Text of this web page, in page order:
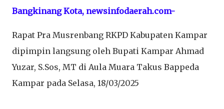
Bangkinang Kota, newsinfodaerah.com-
Rapat Pra Musrenbang RKPD Kabupaten Kampar
dipimpin langsung oleh Bupati Kampar Ahmad
Yuzar, S.Sos, MT di Aula Muara Takus Bappeda
Kampar pada Selasa, 18/03/2025